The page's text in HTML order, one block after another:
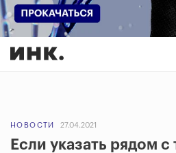
НОВОСТИ 27.04.2021
Если указать рядом с